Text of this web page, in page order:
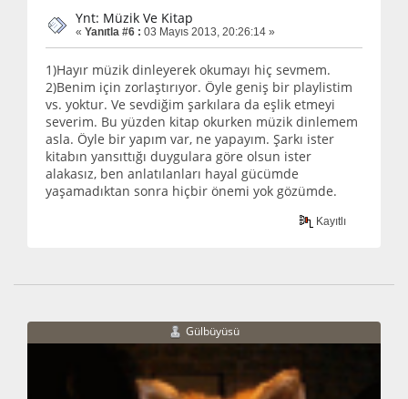
Ynt: Müzik Ve Kitap
« Yanıtla #6 : 03 Mayıs 2013, 20:26:14 »
1)Hayır müzik dinleyerek okumayı hiç sevmem.
2)Benim için zorlaştırıyor. Öyle geniş bir playlistim
vs. yoktur. Ve sevdiğim şarkılara da eşlik etmeyi
severim. Bu yüzden kitap okurken müzik dinlemem
asla. Öyle bir yapım var, ne yapayım. Şarkı ister
kitabın yansıttığı duygulara göre olsun ister
alakasız, ben anlatılanları hayal gücümde
yaşamadıktan sonra hiçbir önemi yok gözümde.
Kayıtlı
Gülbüyüsü